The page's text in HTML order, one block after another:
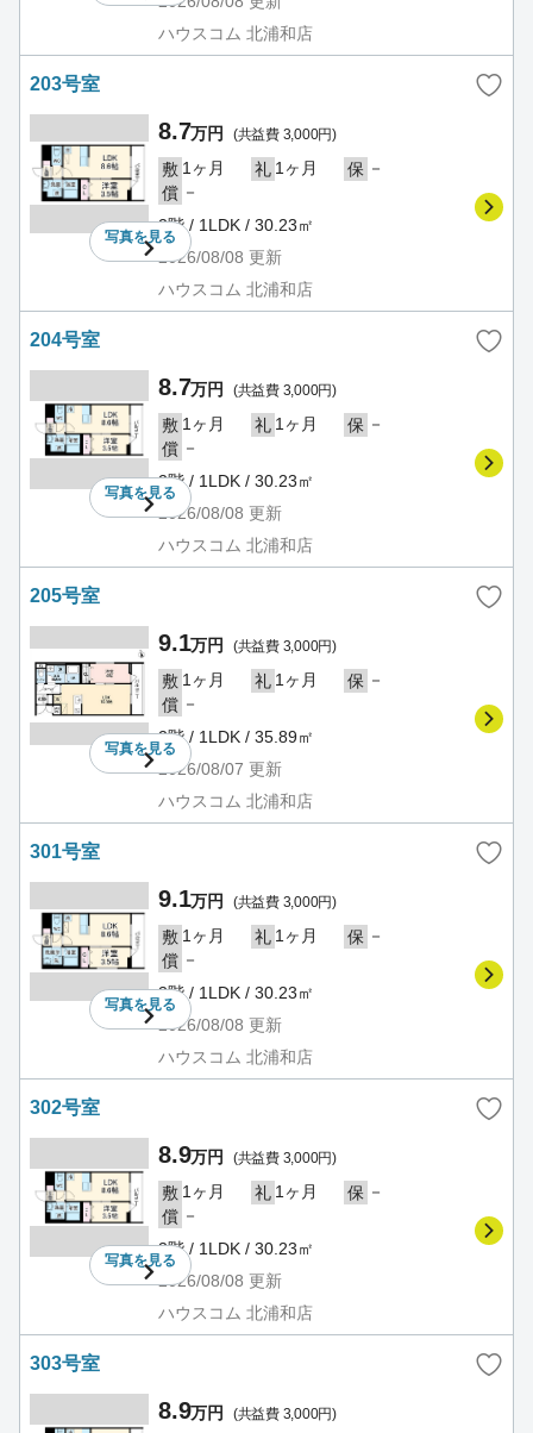
ハウスコム 北浦和店
203号室
写真を見る
8.7万円 (共益費 3,000円)
敷 1ヶ月 礼 1ヶ月 保 －
償 －
2階 / 1LDK / 30.23㎡
2026/08/08 更新
ハウスコム 北浦和店
204号室
写真を見る
8.7万円 (共益費 3,000円)
敷 1ヶ月 礼 1ヶ月 保 －
償 －
2階 / 1LDK / 30.23㎡
2026/08/08 更新
ハウスコム 北浦和店
205号室
写真を見る
9.1万円 (共益費 3,000円)
敷 1ヶ月 礼 1ヶ月 保 －
償 －
2階 / 1LDK / 35.89㎡
2026/08/07 更新
ハウスコム 北浦和店
301号室
写真を見る
9.1万円 (共益費 3,000円)
敷 1ヶ月 礼 1ヶ月 保 －
償 －
3階 / 1LDK / 30.23㎡
2026/08/08 更新
ハウスコム 北浦和店
302号室
写真を見る
8.9万円 (共益費 3,000円)
敷 1ヶ月 礼 1ヶ月 保 －
償 －
3階 / 1LDK / 30.23㎡
2026/08/08 更新
ハウスコム 北浦和店
303号室
8.9万円 (共益費 3,000円)